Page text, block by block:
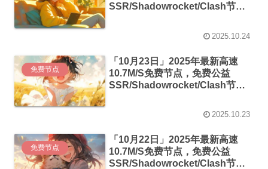
SSR/Shadowrocket/Clash节
2025.10.24
免费节点
「10月23日」2025年最新高速
10.7M/S免费节点，免费公益
SSR/Shadowrocket/Clash节
2025.10.23
免费节点
「10月22日」2025年最新高速
10.7M/S免费节点，免费公益
SSR/Shadowrocket/Clash节